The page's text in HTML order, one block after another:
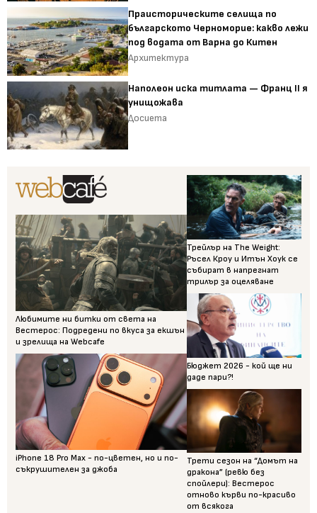
Праисторическите селища по
българското Черноморие: какво лежи
под водата от Варна до Китен
Архитектура
Наполеон иска титлата — Франц II я
унищожава
Досиета
Любимите ни битки от света на
Вестерос: Подредени по вкуса за екшън
и зрелища на Webcafe
iPhone 18 Pro Max - по-цветен, но и по-
съкрушителен за джоба
Трейлър на The Weight:
Ръсел Кроу и Итън Хоук се
събират в напрегнат
трилър за оцеляване
Бюджет 2026 - кой ще ни
даде пари?!
Трети сезон на “Домът на
дракона” (ревю без
спойлери): Вестерос
отново кърви по-красиво
от всякога